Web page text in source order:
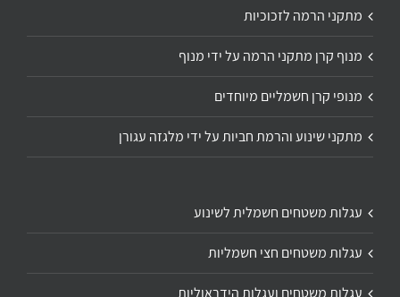
מתקני הרמה לזכוכיות
מנוף קרן מתקני הרמה על ידי מנוף
מנופי קרן חשמליים מיוחדים
מתקני שינוע והרמת חביות על ידי מלגזה עגורן
עגלות משטחים חשמלית לשינוע
עגלות משטחים חצי חשמליות
עגלות משטחים ועגלות הידראוליות